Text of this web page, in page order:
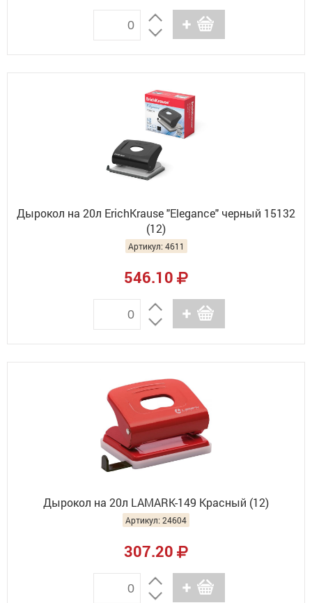
Дырокол на 20л ErichKrause "Elegance" черный 15132
(12)
Артикул: 4611
546.10
Дырокол на 20л LAMARK-149 Красный (12)
Артикул: 24604
307.20